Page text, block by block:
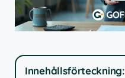
Innehållsförteckning: